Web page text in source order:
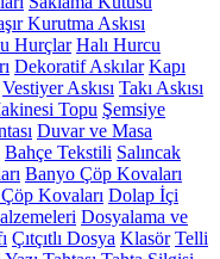
Kurutma Askısı
Hurçlar Halı Hurcu
Dekoratif Askılar Kapı
Vestiyer Askısı Takı Askısı
Topu Şemsiye
Duvar ve Masa
Bahçe Tekstili Salıncak
Banyo Çöp Kovaları
Kovaları Dolap İçi
Dosyalama ve
Çıtçıtlı Dosya Klasör Telli